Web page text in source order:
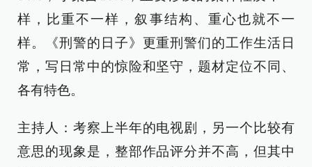
样，比重不一样，叙事结构、重心也就不一
样。《刑警的日子》更重刑警们的工作生活日
常，写日常中的惊险和坚守，题材定位不同、
各有特色。
主持人：考察上半年的电视剧，另一个比较有
意思的现象是，整部作品评分并不高，但其中